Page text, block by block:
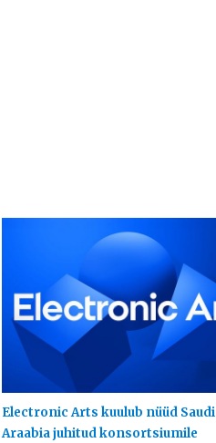
Electronic Arts kuulub nüüd Saudi
Araabia juhitud konsortsiumile